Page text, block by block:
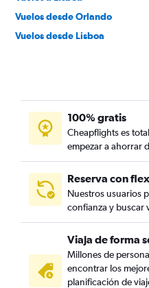
Vuelos desde Orlando
Vuelos desde Lisboa
100% gratis
Cheapflights es
empezar a ahorrar
Reserva con
Nuestros usuarios
confianza y buscar
Viaja de forma
Millones de
encontrar los
planificación de